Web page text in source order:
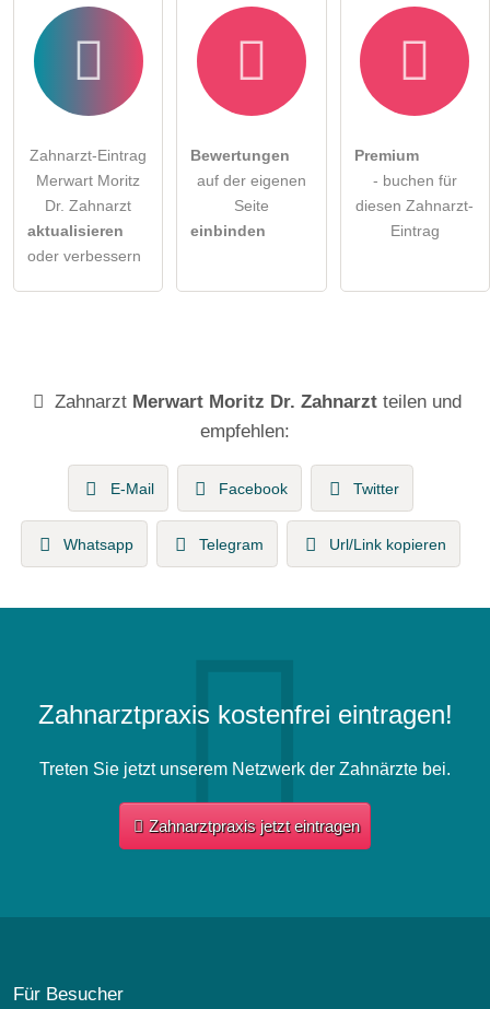
Zahnarzt-Eintrag
Merwart Moritz
Dr. Zahnarzt
aktualisieren
oder verbessern
Bewertungen
auf der eigenen
Seite
einbinden
Premium
- buchen für
diesen Zahnarzt-
Eintrag
Zahnarzt Merwart Moritz Dr. Zahnarztteilen und
empfehlen:
E-Mail Facebook Twitter
Whatsapp Telegram Url/Link kopieren
Zahnarztpraxis kostenfrei eintragen!
Treten Sie jetzt unserem Netzwerk der Zahnärzte bei.
Zahnarztpraxis jetzt eintragen
Für Besucher